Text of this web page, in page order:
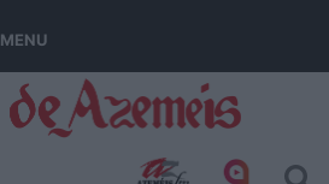
MENU